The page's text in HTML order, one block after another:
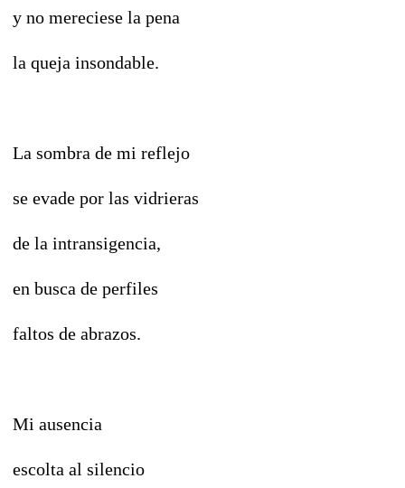
y no mereciese la pena
la queja insondable.
La sombra de mi reflejo
se evade por las vidrieras
de la intransigencia,
en busca de perfiles
faltos de abrazos.
Mi ausencia
escolta al silencio